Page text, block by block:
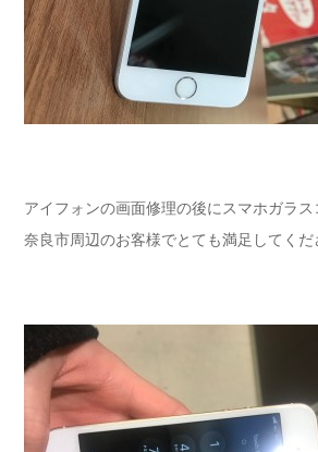
アイフォンの画面修理の後にスマホガラス
奈良市周辺のお客様でとても満足してくだ